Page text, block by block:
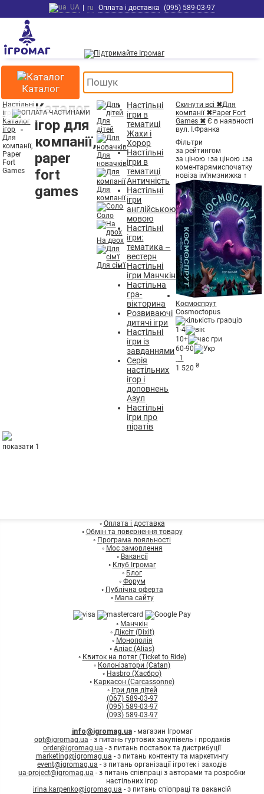
UA | ru Оплата і доставка (095) 589-03-97
Каталог
Настільні
ігри
Каталог
ігор
Для
компанії,
Paper
Fort
Games
Каталог
ігор для
компанії,
paper
fort
games
Для
дітей
Для
новачків
Для
компанії
Соло
На двох
Для сім'ї
Настільні
ігри в
тематиці
Жахи і
Хорор
Настільні
ігри в
тематиці
Античність
Настільні
ігри
англійською
мовою
Настільні
ігри:
тематика –
вестерн
Настільні
ігри Манчкін
Настільна
гра-
вікторина
Розвиваючі
дитячі ігри
Настільні
ігри із
завданнями
Серія
настільних
ігор і
доповнень
Азул
Настільні
ігри про
піратів
Скинути всі ✖Для
компанії ✖Paper Fort
Games ✖ Є в наявності
вул. І.Франка
Фільтри
за рейтингом
за ціною ↑за ціною ↓за
коментарямиспочатку
новіза ім'ямзнижка ↑
Космоспрут
Cosmoctopus
1-4
10+
60-90
1
1 520₴
показати 1
◦ Оплата і доставка
◦ Обмін та повернення товару
◦ Програма лояльності
◦ Моє замовлення
◦ Вакансії
◦ Клуб Ігромаг
◦ Блог
◦ Форум
◦ Публічна оферта
◦ Мапа сайту
◦ Манчкін
◦ Діксіт (Dixit)
◦ Монополія
◦ Аліас (Alias)
◦ Квиток на потяг (Ticket to Ride)
◦ Колонізатори (Catan)
◦ Hasbro (Хасбро)
◦ Каркасон (Carcassonne)
◦ Ігри для дітей
(067) 589-03-97
(095) 589-03-97
(093) 589-03-97
info@igromag.ua- магазин Ігромаг
opt@igromag.ua - з питань гуртових закупівель і продажів
order@igromag.ua - з питань поставок та дистрибуції
marketing@igromag.ua - з питань контенту та маркетингу
event@igromag.ua - з питань організації ігротек і заходів
ua-project@igromag.ua - з питань співпраці з авторами та розробки
настільних ігор
irina.karpenko@igromag.ua - з питань співпраці та вакансій